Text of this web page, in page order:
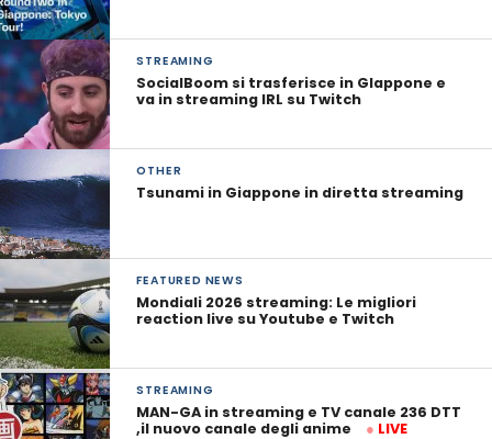
STREAMING
SocialBoom si trasferisce in GIappone e
va in streaming IRL su Twitch
OTHER
Tsunami in Giappone in diretta streaming
FEATURED NEWS
Mondiali 2026 streaming: Le migliori
reaction live su Youtube e Twitch
STREAMING
MAN-GA in streaming e TV canale 236 DTT
,il nuovo canale degli anime
● LIVE